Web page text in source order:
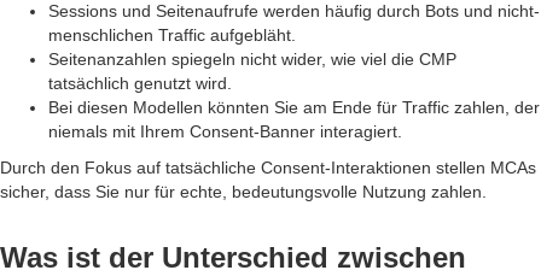
Sessions und Seitenaufrufe werden häufig durch Bots und nicht-
menschlichen Traffic aufgebläht.
Seitenanzahlen spiegeln nicht wider, wie viel die CMP
tatsächlich genutzt wird.
Bei diesen Modellen könnten Sie am Ende für Traffic zahlen, der
niemals mit Ihrem Consent-Banner interagiert.
Durch den Fokus auf tatsächliche Consent-Interaktionen stellen MCAs
sicher, dass Sie nur für echte, bedeutungsvolle Nutzung zahlen.
Was ist der Unterschied zwischen